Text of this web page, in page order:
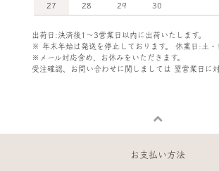
27 28 29 30
出荷日:決済後1～3営業日以内に出荷いたします。
※ 年末年始は発送を停止しております。 休業日:土・
※メール対応含め、お休みをいただきます。
受注確認、お問い合わせに関しましては 翌営業日に
お支払い方法